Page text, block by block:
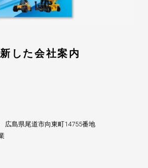
した会社案内
島県尾道市向東町14755番地